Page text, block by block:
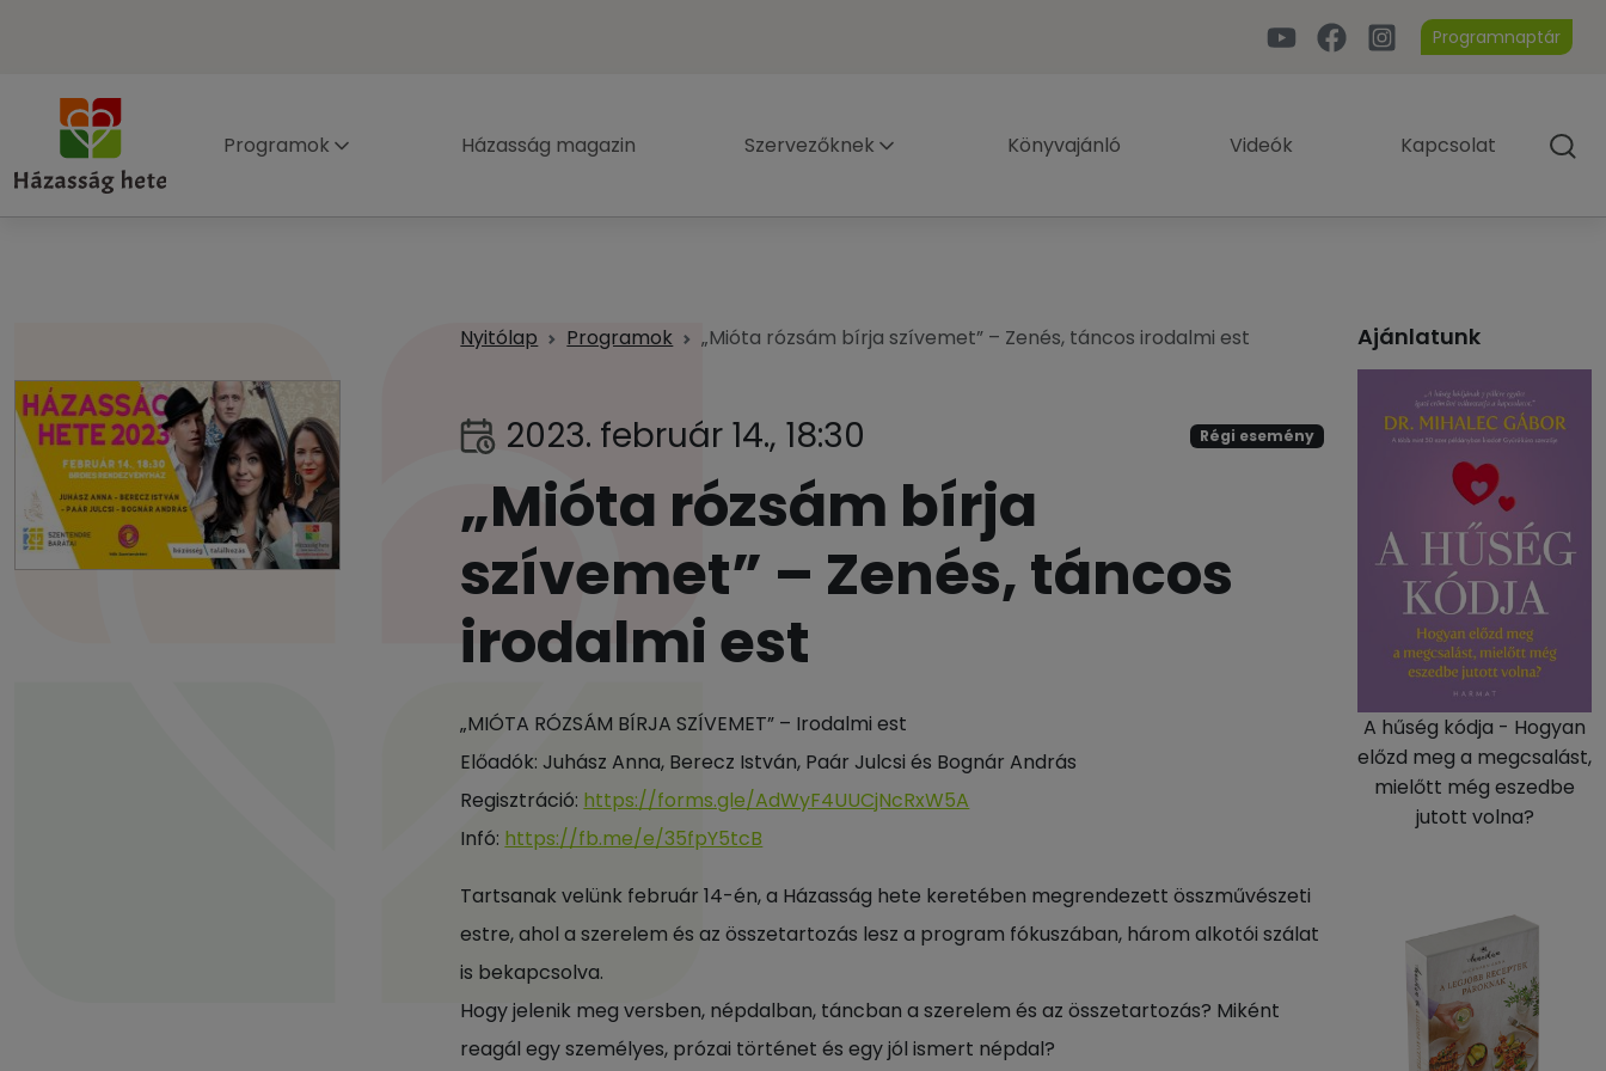
Programnaptár
Programok Házasság magazin Szervezőknek Könyvajánló Videók Kapcsolat
Nyitólap Programok „Mióta rózsám bírja szívemet” – Zenés, táncos irodalmi est
2023. február 14., 18:30 Régi esemény
„Mióta rózsám bírja
szívemet” – Zenés, táncos
irodalmi est
„MIÓTA RÓZSÁM BÍRJA SZÍVEMET” – Irodalmi est
Előadók: Juhász Anna, Berecz István, Paár Julcsi és Bognár András
Regisztráció: https://forms.gle/AdWyF4UUCjNcRxW5A
Infó: https://fb.me/e/35fpY5tcB
Tartsanak velünk február 14-én, a Házasság hete keretében megrendezett összművészeti
estre, ahol a szerelem és az összetartozás lesz a program fókuszában, három alkotói szálat
is bekapcsolva.
Hogy jelenik meg versben, népdalban, táncban a szerelem és az összetartozás? Miként
reagál egy személyes, prózai történet és egy jól ismert népdal?
Ajánlatunk
A hűség kódja - Hogyan
előzd meg a megcsalást,
mielőtt még eszedbe
jutott volna?